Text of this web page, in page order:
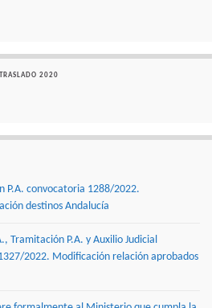
2020
P.A. convocatoria 1288/2022.
destinos Andalucía
Tramitación P.A. y Auxilio Judicial
2022. Modificación relación aprobados